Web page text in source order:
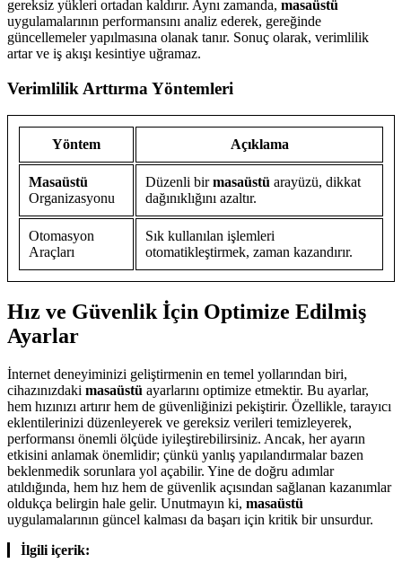
gereksiz yükleri ortadan kaldırır. Aynı zamanda, masaüstü
uygulamalarının performansını analiz ederek, gereğinde
güncellemeler yapılmasına olanak tanır. Sonuç olarak, verimlilik
artar ve iş akışı kesintiye uğramaz.
Verimlilik Arttırma Yöntemleri
Yöntem Açıklama
Masaüstü
Organizasyonu
Düzenli birmasaüstü arayüzü, dikkat
dağınıklığını azaltır.
Otomasyon
Araçları
Sık kullanılan işlemleri
otomatikleştirmek, zaman kazandırır.
Hız ve Güvenlik İçin Optimize Edilmiş
Ayarlar
İnternet deneyiminizi geliştirmenin en temel yollarından biri,
cihazınızdaki masaüstü ayarlarını optimize etmektir. Bu ayarlar,
hem hızınızı artırır hem de güvenliğinizi pekiştirir. Özellikle, tarayıcı
eklentilerinizi düzenleyerek ve gereksiz verileri temizleyerek,
performansı önemli ölçüde iyileştirebilirsiniz. Ancak, her ayarın
etkisini anlamak önemlidir; çünkü yanlış yapılandırmalar bazen
beklenmedik sorunlara yol açabilir. Yine de doğru adımlar
atıldığında, hem hız hem de güvenlik açısından sağlanan kazanımlar
oldukça belirgin hale gelir. Unutmayın ki, masaüstü
uygulamalarının güncel kalması da başarı için kritik bir unsurdur.
İlgili içerik: